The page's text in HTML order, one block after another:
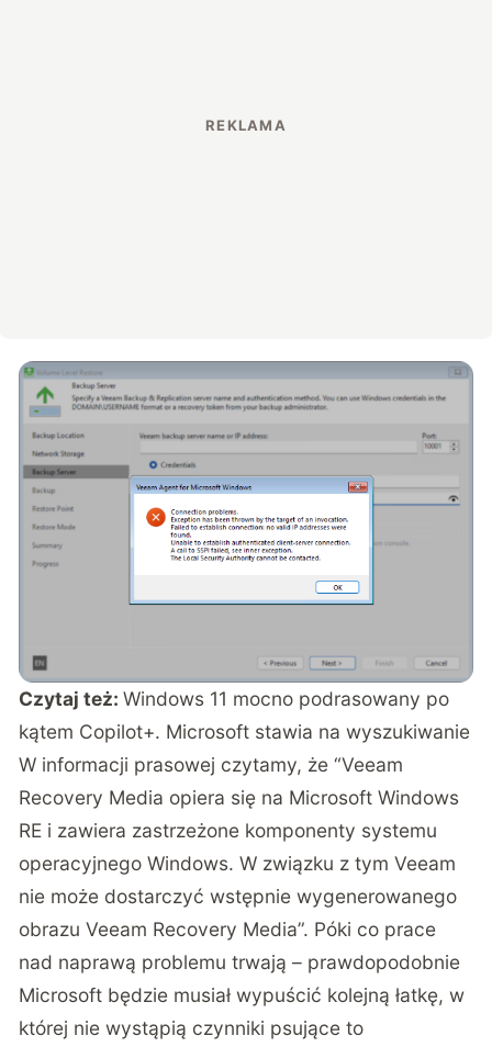
Czytaj też:Windows 11 mocno podrasowany po
kątem Copilot+. Microsoft stawia na wyszukiwanie
W informacji prasowej czytamy, że “Veeam
Recovery Media opiera się na Microsoft Windows
RE i zawiera zastrzeżone komponenty systemu
operacyjnego Windows. W związku z tym Veeam
nie może dostarczyć wstępnie wygenerowanego
obrazu Veeam Recovery Media”. Póki co prace
nad naprawą problemu trwają – prawdopodobnie
Microsoft będzie musiał wypuścić kolejną łatkę, w
której nie wystąpią czynniki psujące to